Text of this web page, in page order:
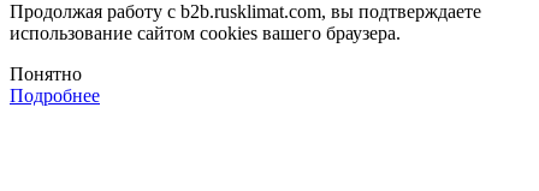
Продолжая работу с b2b.rusklimat.com, вы подтверждаете
использование сайтом cookies вашего браузера.
Понятно
Подробнее